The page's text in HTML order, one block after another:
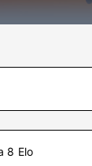
8 Elo